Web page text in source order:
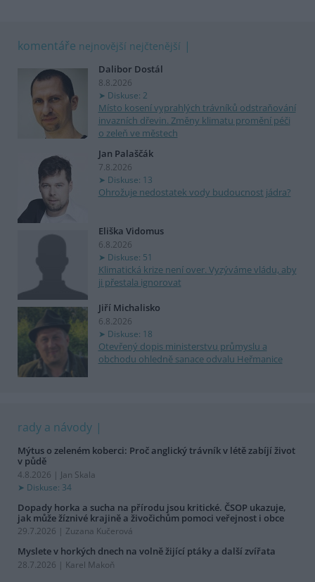
komentáře nejnovější nejčtenější
Dalibor Dostál
8.8.2026
Diskuse: 2
Místo kosení vyprahlých trávníků odstraňování
invazních dřevin. Změny klimatu promění péči
o zeleň ve městech
Jan Palaščák
7.8.2026
Diskuse: 13
Ohrožuje nedostatek vody budoucnost jádra?
Eliška Vidomus
6.8.2026
Diskuse: 51
Klimatická krize není over. Vyzýváme vládu, aby
ji přestala ignorovat
Jiří Michalisko
6.8.2026
Diskuse: 18
Otevřený dopis ministerstvu průmyslu a
obchodu ohledně sanace odvalu Heřmanice
rady a návody
Mýtus o zeleném koberci: Proč anglický trávník v létě zabíjí život
v půdě
4.8.2026 | Jan Skala
Diskuse: 34
Dopady horka a sucha na přírodu jsou kritické. ČSOP ukazuje,
jak může žíznivé krajině a živočichům pomoci veřejnost i obce
29.7.2026 | Zuzana Kučerová
Myslete v horkých dnech na volně žijící ptáky a další zvířata
28.7.2026 | Karel Makoň